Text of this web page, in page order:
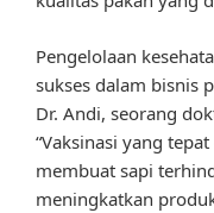
Pengelolaan
sukses dalam bisnis
Dr. Andi, seorang
“Vaksinasi yang
membuat sapi
meningkatkan